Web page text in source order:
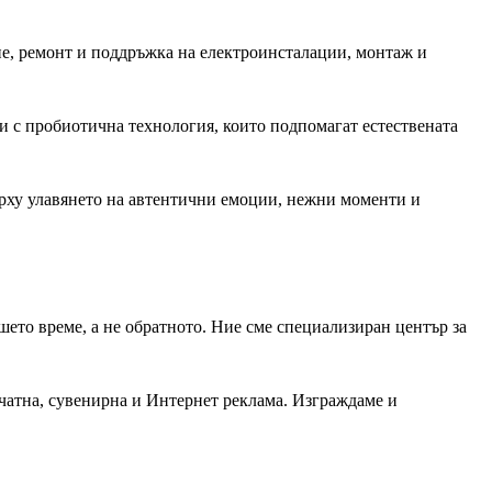
ремонт и поддръжка на електроинсталации, монтаж и
пробиотична технология, които подпомагат естествената
улавянето на автентични емоции, нежни моменти и
време, а не обратното. Ние сме специализиран център за
сувенирна и Интернет реклама. Изграждаме и